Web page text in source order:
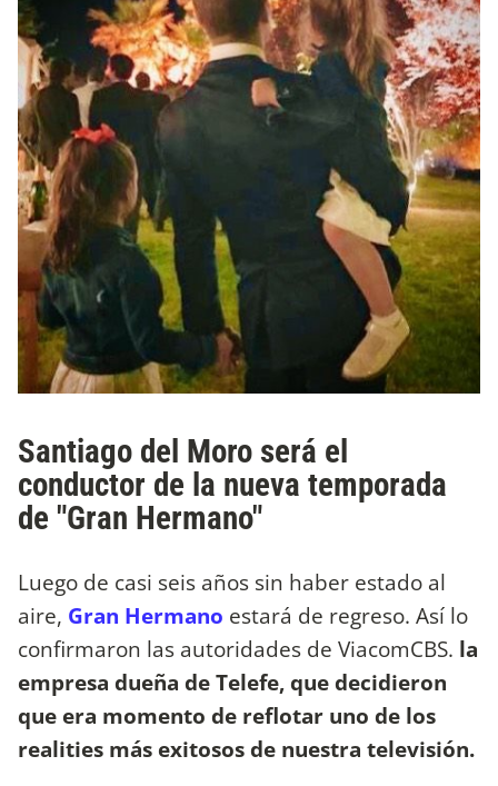
Santiago del Moro será el
conductor de la nueva temporada
de "Gran Hermano"
Luego de casi seis años sin haber estado al
aire, Gran Hermano estará de regreso. Así lo
confirmaron las autoridades de ViacomCBS. la
empresa dueña de Telefe, que decidieron
que era momento de reflotar uno de los
realities más exitosos de nuestra televisión.